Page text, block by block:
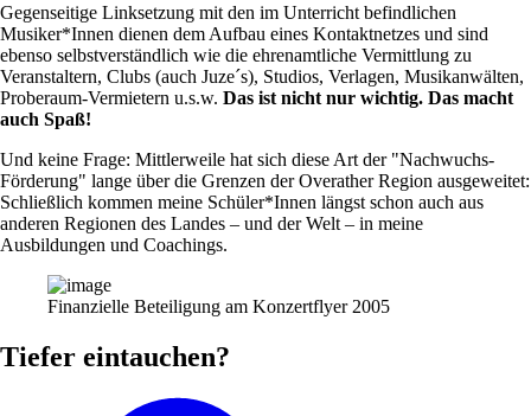
Gegenseitige Linksetzung mit den im Unterricht befindlichen
Musiker*Innen dienen dem Aufbau eines Kontaktnetzes und sind
ebenso selbstverständlich wie die ehrenamtliche Vermittlung zu
Veranstaltern, Clubs (auch Juze´s), Studios, Verlagen, Musikanwälten,
Proberaum-Vermietern u.s.w. Das ist nicht nur wichtig. Das macht
auch Spaß!
Und keine Frage: Mittlerweile hat sich diese Art der "Nachwuchs-
Förderung" lange über die Grenzen der Overather Region ausgeweitet:
Schließlich kommen meine Schüler*Innen längst schon auch aus
anderen Regionen des Landes – und der Welt – in meine
Ausbildungen und Coachings.
Finanzielle Beteiligung am Konzertflyer 2005
Tiefer eintauchen?